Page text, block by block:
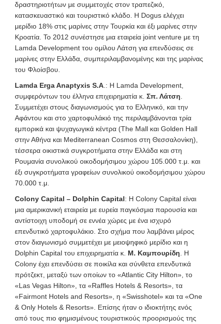
δραστηριοτήτων με συμμετοχές στον τραπεζικό,
κατασκευαστικό και τουριστικό κλάδο. Η Dogus ελέγχει
μερίδιο 18% στις μαρίνες στην Τουρκία και έξι μαρίνες στην
Κροατία. Το 2012 συνέστησε μια εταιρεία joint venture με τη
Lamda Development του ομίλου Λάτση για επενδύσεις σε
μαρίνες στην Ελλάδα, συμπεριλαμβανομένης και της μαρίνας
του Φλοίσβου.
Lamda Erga Anaptyxis S.A .: Η Lamda Development,
συμφερόντων του έλληνα επιχειρηματία κ. Σπ. Λάτση
Συμμετέχει στους διαγωνισμούς για το Ελληνικό, και την
Αφάντου και στο χαρτοφυλάκιό της περιλαμβάνονται τρία
εμπορικά και ψυχαγωγικά κέντρα (Τhe Mall και Golden Hall
στην Αθήνα και Mediterranean Cosmos στη Θεσσαλονίκη),
τέσσερα οικιστικά συγκροτήματα στην Ελλάδα και στη
Ρουμανία συνολικού οικοδομήσιμου χώρου 105.000 τ.μ. και
έξι συγκροτήματα γραφείων συνολικού οικοδομήσιμου χώρου
70.000 τ.μ.
Colony Capital – Dolphin Capital: Η Colony Capital είναι
μια αμερικανική εταιρεία με ευρεία παγκόσμια παρουσία και
αντίστοιχη υποδομή σε εννέα χώρες με ένα ισχυρό
επενδυτικό χαρτοφυλάκιο. Στο σχήμα που λαμβάνει μέρος
στον διαγωνισμό συμμετέχει με μειοψηφικό μερίδιο και η
Dolphin Capital του επιχειρηματία κ. Μ. Καμπουρίδη . H
Colony έχει επενδύσει σε ποικίλα και σύνθετα επενδυτικά
πρότζεκτ, μεταξύ των οποίων το «Atlantic City Hilton», το
«Las Vegas Hilton», τα «Raffles Hotels & Resorts», τα
«Fairmont Hotels and Resorts», η «Swisshotel» και τα «One
& Only Hotels & Resorts». Επίσης ήταν ο ιδιοκτήτης ενός
από τους πιο φημισμένους τουριστικούς προορισμούς της